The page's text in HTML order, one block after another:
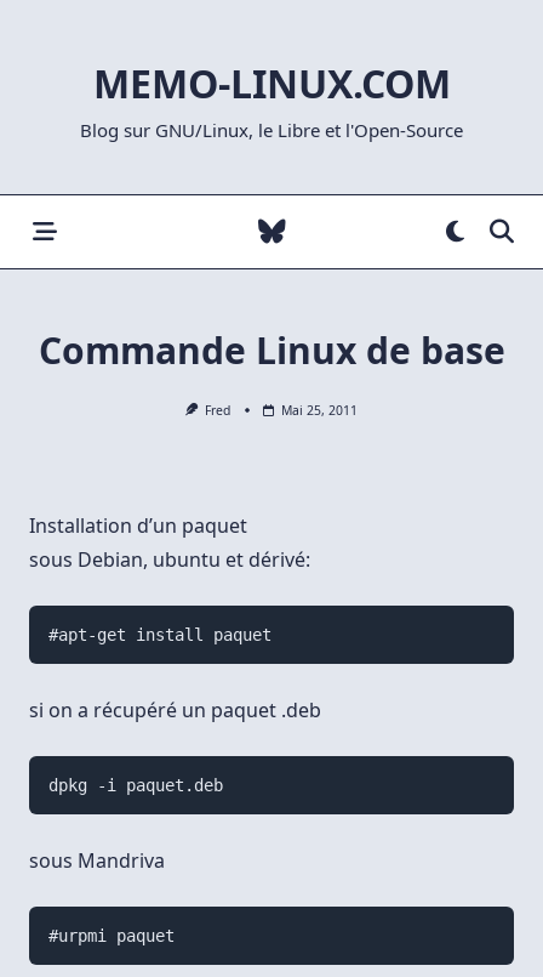
MEMO-LINUX.COM
Blog sur GNU/Linux, le Libre et l'Open-Source
Commande Linux de base
Fred Mai 25, 2011
Installation d’un paquet
sous Debian, ubuntu et dérivé:
#apt-get install paquet
si on a récupéré un paquet .deb
dpkg -i paquet.deb
sous Mandriva
#urpmi paquet